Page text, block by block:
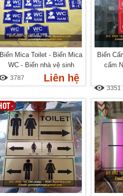
Biển Mica Toilet - Biển Mica
WC - Biển nhà vệ sinh
3787 Liên hệ
Biển
cấm
3351